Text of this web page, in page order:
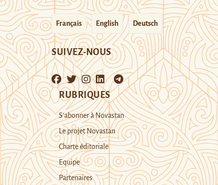
Français English Deutsch
SUIVEZ-NOUS
RUBRIQUES
S’abonner à Novastan
Le projet Novastan
Charte éditoriale
Equipe
Partenaires